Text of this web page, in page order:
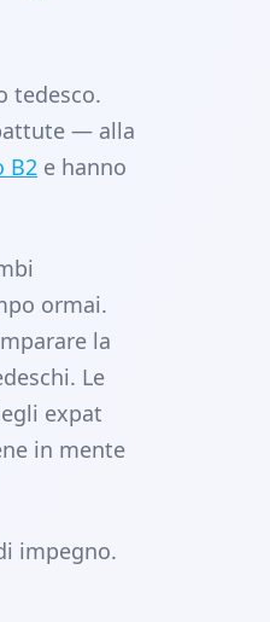
tedesco.
— alla
B2 e hanno
ormai.
la
Le
expat
in mente
impegno.